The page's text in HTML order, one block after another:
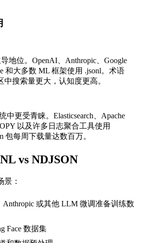
地位。OpenAI、Anthropic、Google
和大多数 ML 框架使用 .jsonl。术语
中搜索量更大，认知度更高。
中更受青睐。Elasticsearch、Apache
以及许多日志聚合工具使用
包每周下载量达数百万。
vs NDJSON
景：
Anthropic 或其他 LLM 微调准备训练数
Face 数据集